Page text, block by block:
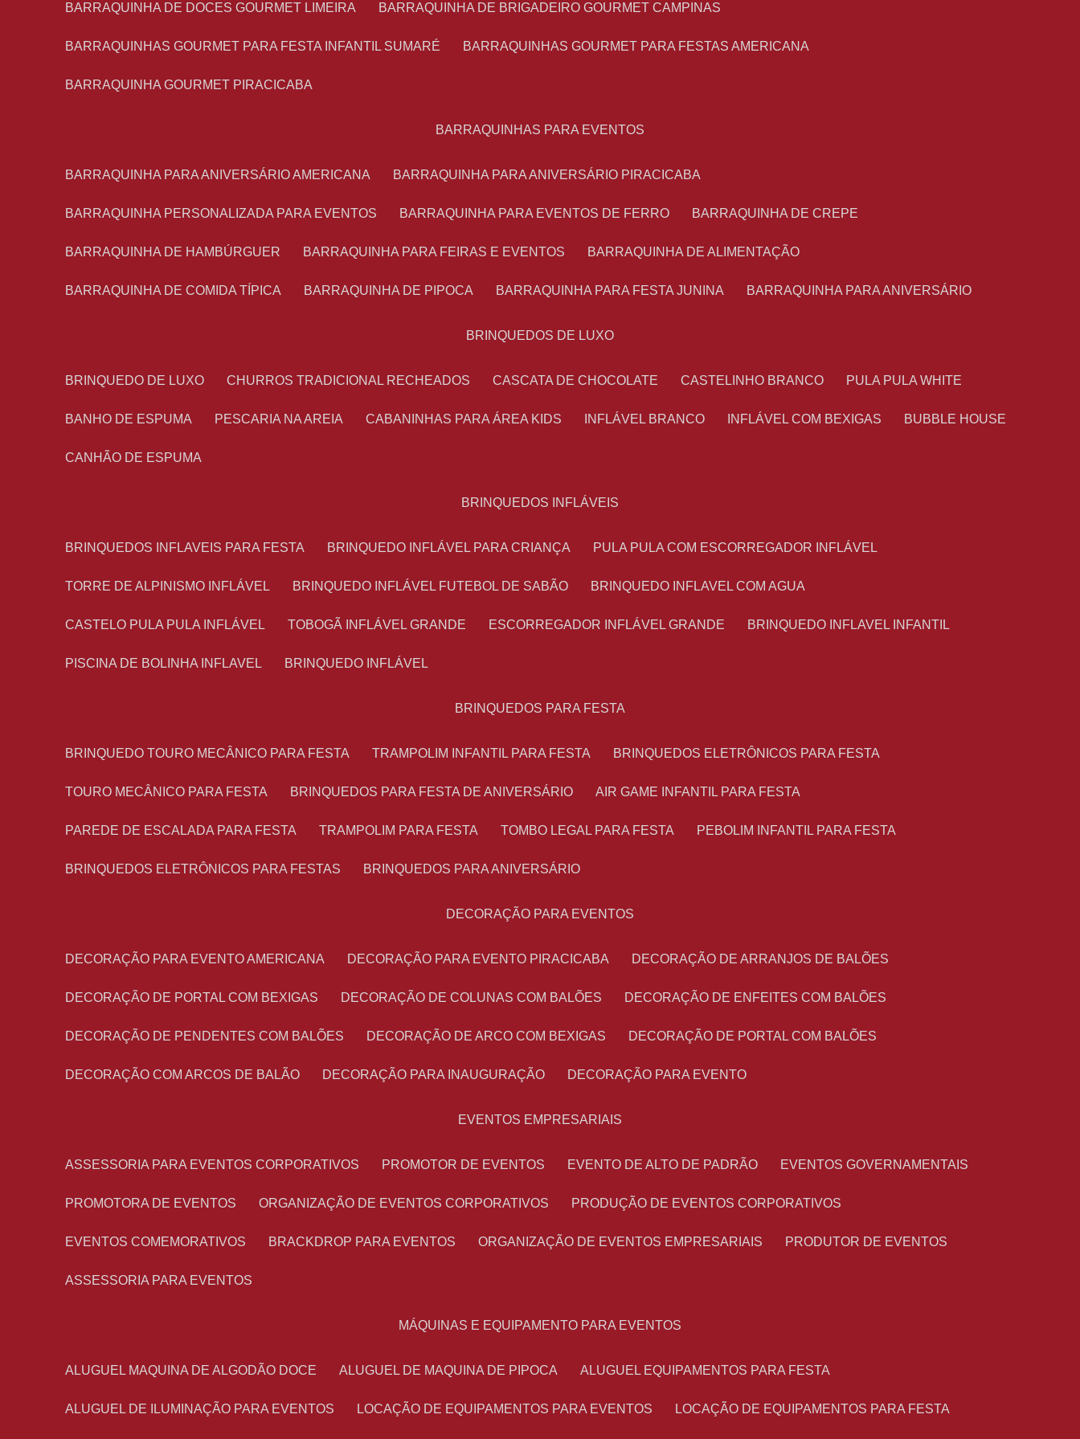
BARRAQUINHA DE DOCES GOURMET LIMEIRA BARRAQUINHA DE BRIGADEIRO GOURMET CAMPINAS
BARRAQUINHAS GOURMET PARA FESTA INFANTIL SUMARÉ BARRAQUINHAS GOURMET PARA FESTAS AMERICANA
BARRAQUINHA GOURMET PIRACICABA
BARRAQUINHAS PARA EVENTOS
BARRAQUINHA PARA ANIVERSÁRIO AMERICANA BARRAQUINHA PARA ANIVERSÁRIO PIRACICABA
BARRAQUINHA PERSONALIZADA PARA EVENTOS BARRAQUINHA PARA EVENTOS DE FERRO BARRAQUINHA DE CREPE
BARRAQUINHA DE HAMBÚRGUER BARRAQUINHA PARA FEIRAS E EVENTOS BARRAQUINHA DE ALIMENTAÇÃO
BARRAQUINHA DE COMIDA TÍPICA BARRAQUINHA DE PIPOCA BARRAQUINHA PARA FESTA JUNINA BARRAQUINHA PARA ANIVERSÁRIO
BRINQUEDOS DE LUXO
BRINQUEDO DE LUXO CHURROS TRADICIONAL RECHEADOS CASCATA DE CHOCOLATE CASTELINHO BRANCO PULA PULA WHITE
BANHO DE ESPUMA PESCARIA NA AREIA CABANINHAS PARA ÁREA KIDS INFLÁVEL BRANCO INFLÁVEL COM BEXIGAS BUBBLE HOUSE
CANHÃO DE ESPUMA
BRINQUEDOS INFLÁVEIS
BRINQUEDOS INFLAVEIS PARA FESTA BRINQUEDO INFLÁVEL PARA CRIANÇA PULA PULA COM ESCORREGADOR INFLÁVEL
TORRE DE ALPINISMO INFLÁVEL BRINQUEDO INFLÁVEL FUTEBOL DE SABÃO BRINQUEDO INFLAVEL COM AGUA
CASTELO PULA PULA INFLÁVEL TOBOGÃ INFLÁVEL GRANDE ESCORREGADOR INFLÁVEL GRANDE BRINQUEDO INFLAVEL INFANTIL
PISCINA DE BOLINHA INFLAVEL BRINQUEDO INFLÁVEL
BRINQUEDOS PARA FESTA
BRINQUEDO TOURO MECÂNICO PARA FESTA TRAMPOLIM INFANTIL PARA FESTA BRINQUEDOS ELETRÔNICOS PARA FESTA
TOURO MECÂNICO PARA FESTA BRINQUEDOS PARA FESTA DE ANIVERSÁRIO AIR GAME INFANTIL PARA FESTA
PAREDE DE ESCALADA PARA FESTA TRAMPOLIM PARA FESTA TOMBO LEGAL PARA FESTA PEBOLIM INFANTIL PARA FESTA
BRINQUEDOS ELETRÔNICOS PARA FESTAS BRINQUEDOS PARA ANIVERSÁRIO
DECORAÇÃO PARA EVENTOS
DECORAÇÃO PARA EVENTO AMERICANA DECORAÇÃO PARA EVENTO PIRACICABA DECORAÇÃO DE ARRANJOS DE BALÕES
DECORAÇÃO DE PORTAL COM BEXIGAS DECORAÇÃO DE COLUNAS COM BALÕES DECORAÇÃO DE ENFEITES COM BALÕES
DECORAÇÃO DE PENDENTES COM BALÕES DECORAÇÃO DE ARCO COM BEXIGAS DECORAÇÃO DE PORTAL COM BALÕES
DECORAÇÃO COM ARCOS DE BALÃO DECORAÇÃO PARA INAUGURAÇÃO DECORAÇÃO PARA EVENTO
EVENTOS EMPRESARIAIS
ASSESSORIA PARA EVENTOS CORPORATIVOS PROMOTOR DE EVENTOS EVENTO DE ALTO DE PADRÃO EVENTOS GOVERNAMENTAIS
PROMOTORA DE EVENTOS ORGANIZAÇÃO DE EVENTOS CORPORATIVOS PRODUÇÃO DE EVENTOS CORPORATIVOS
EVENTOS COMEMORATIVOS BRACKDROP PARA EVENTOS ORGANIZAÇÃO DE EVENTOS EMPRESARIAIS PRODUTOR DE EVENTOS
ASSESSORIA PARA EVENTOS
MÁQUINAS E EQUIPAMENTO PARA EVENTOS
ALUGUEL MAQUINA DE ALGODÃO DOCE ALUGUEL DE MAQUINA DE PIPOCA ALUGUEL EQUIPAMENTOS PARA FESTA
ALUGUEL DE ILUMINAÇÃO PARA EVENTOS LOCAÇÃO DE EQUIPAMENTOS PARA EVENTOS LOCAÇÃO DE EQUIPAMENTOS PARA FESTA